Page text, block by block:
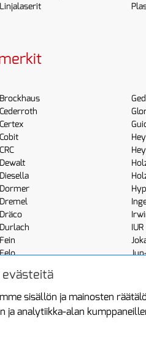
Linjalaserit
Brockhaus
Cederroth
Certex
Cobit
CRC
Dewalt
Diesella
Dormer
Dremel
Dräco
Durlach
Fein
IUR
Toimitus ja maksaminen
sisällön ja mainosten
ja analytiikka-alan